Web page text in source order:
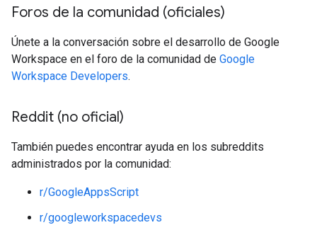
Foros de la comunidad (oficiales)
Únete a la conversación sobre el desarrollo de Google
Workspace en el foro de la comunidad de Google
Workspace Developers.
Reddit (no oficial)
También puedes encontrar ayuda en los subreddits
administrados por la comunidad:
r/GoogleAppsScript
r/googleworkspacedevs